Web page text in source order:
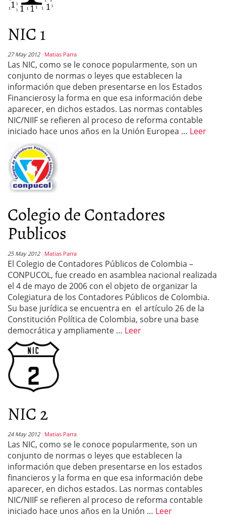
NIC 1
27 May 2012 Matias Parra
Las NIC, como se le conoce popularmente, son un
conjunto de normas o leyes que establecen la
información que deben presentarse en los Estados
Financierosy la forma en que esa información debe
aparecer, en dichos estados. Las normas contables
NIC/NIIF se refieren al proceso de reforma contable
iniciado hace unos años en la Unión Europea … Leer
Colegio de Contadores
Publicos
25 May 2012 Matias Parra
El Colegio de Contadores Públicos de Colombia –
CONPUCOL, fue creado en asamblea nacional realizada
el 4 de mayo de 2006 con el objeto de organizar la
Colegiatura de los Contadores Públicos de Colombia.
Su base jurídica se encuentra en el artículo 26 de la
Constitución Política de Colombia, sobre una base
democrática y ampliamente … Leer
NIC 2
24 May 2012 Matias Parra
Las NIC, como se le conoce popularmente, son un
conjunto de normas o leyes que establecen la
información que deben presentarse en los estados
financieros y la forma en que esa información debe
aparecer, en dichos estados. Las normas contables
NIC/NIIF se refieren al proceso de reforma contable
iniciado hace unos años en la Unión … Leer